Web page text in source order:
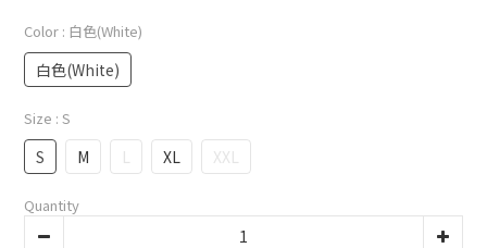
Color : 白色(White)
白色(White)
Size : S
S M L XL XXL
Quantity